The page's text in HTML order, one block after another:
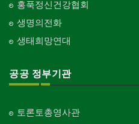
홍푹정신건강협회
생명의전화
생태희망연대
공공 정부기관
토론토총영사관